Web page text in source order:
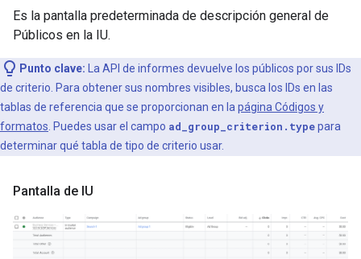
Es la pantalla predeterminada de descripción general de
Públicos en la IU.
Punto clave: La API de informes devuelve los públicos por sus IDs
de criterio. Para obtener sus nombres visibles, busca los IDs en las
tablas de referencia que se proporcionan en la página Códigos y
formatos . Puedes usar el campo ad_group_criterion.typepara
determinar qué tabla de tipo de criterio usar.
Pantalla de IU